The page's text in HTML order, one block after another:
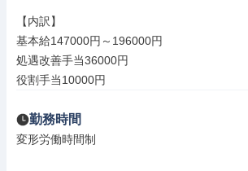
【内訳】
基本給147000円～196000円
処遇改善手当36000円
役割手当10000円
勤務時間
変形労働時間制